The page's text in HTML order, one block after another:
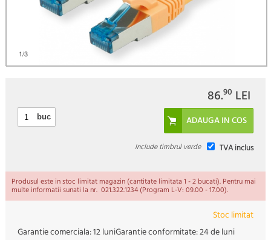
1/3
86.90 LEI
buc
TVA inclus
Include timbrul verde
Produsul este in stoc limitat magazin (cantitate limitata 1 - 2 bucati). Pentru mai
multe informatii sunati la nr. 021.322.1234 (Program L-V: 09.00 - 17.00).
Stoc limitat
Garantie comerciala:12 luniGarantie conformitate:24 de luni